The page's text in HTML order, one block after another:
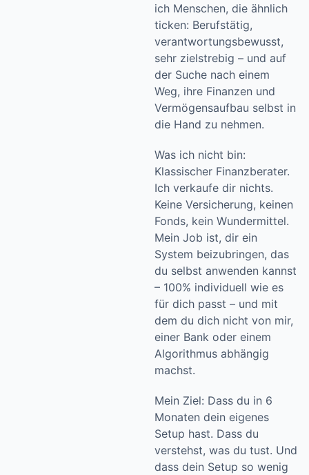
ich Menschen, die ähnlich
ticken: Berufstätig,
verantwortungsbewusst,
sehr zielstrebig – und auf
der Suche nach einem
Weg, ihre Finanzen und
Vermögensaufbau selbst in
die Hand zu nehmen.
Was ich nicht bin:
Klassischer Finanzberater.
Ich verkaufe dir nichts.
Keine Versicherung, keinen
Fonds, kein Wundermittel.
Mein Job ist, dir ein
System beizubringen, das
du selbst anwenden kannst
– 100% individuell wie es
für dich passt – und mit
dem du dich nicht von mir,
einer Bank oder einem
Algorithmus abhängig
machst.
Mein Ziel: Dass du in 6
Monaten dein eigenes
Setup hast. Dass du
verstehst, was du tust. Und
dass dein Setup so wenig